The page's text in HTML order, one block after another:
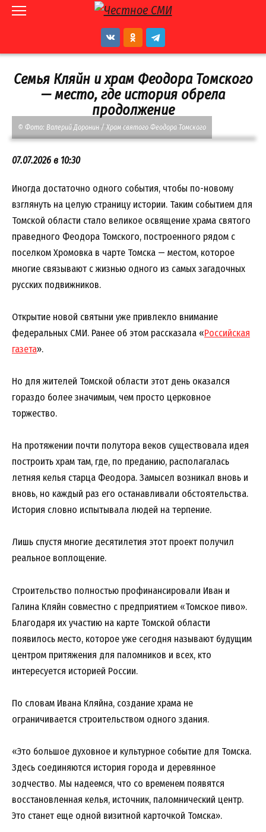
Перейти
Семья Кляйн и храм Феодора Томского
— место, где история обрела
продолжение
© Фото: Валерий Доронин / Храм святого Феодора Томского
07.07.2026 в 10:30
Иногда достаточно одного события, чтобы по-новому
взглянуть на целую страницу истории. Таким событием для
Томской области стало великое освящение храма святого
праведного Феодора Томского, построенного рядом с
поселком Хромовка в чарте Томска — местом, которое
многие связывают с жизнью одного из самых загадочных
русских подвижников.
Открытие новой святыни уже привлекло внимание
федеральных СМИ. Ранее об этом рассказала «Российская
газета».
Но для жителей Томской области этот день оказался
гораздо более значимым, чем просто церковное
торжество.
На протяжении почти полутора веков существовала идея
построить храм там, где, по преданию, располагалась
летняя келья старца Феодора. Замысел возникал вновь и
вновь, но каждый раз его останавливали обстоятельства.
История словно испытывала людей на терпение.
Лишь спустя многие десятилетия этот проект получил
реальное воплощение.
Строительство полностью профинансировали Иван и
Галина Кляйн совместно с предприятием «Томское пиво».
Благодаря их участию на карте Томской области
появилось место, которое уже сегодня называют будущим
центром притяжения для паломников и всех, кто
интересуется историей России.
По словам Ивана Кляйна, создание храма не
ограничивается строительством одного здания.
«Это большое духовное и культурное событие для Томска.
Здесь соединяются история города и деревянное
зодчество. Мы надеемся, что со временем появятся
восстановленная келья, источник, паломнический центр.
Это станет еще одной визитной карточкой Томска».